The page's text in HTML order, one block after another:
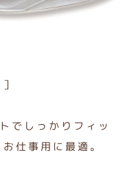
でしっかりフィッ
仕事用に最適。